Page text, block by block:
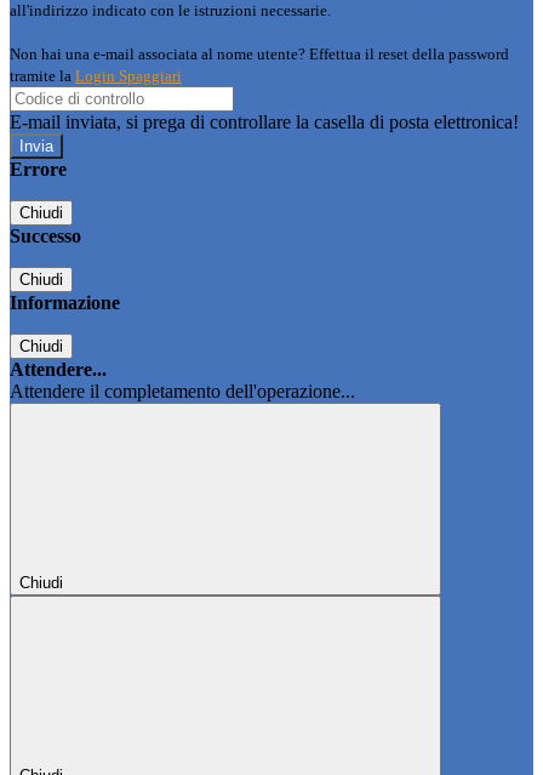
all'indirizzo indicato con le istruzioni necessarie.
Non hai una e-mail associata al nome utente? Effettua il reset della password
tramite la Login Spaggiari
E-mail inviata, si prega di controllare la casella di posta elettronica!
Errore
Chiudi
Successo
Chiudi
Informazione
Chiudi
Attendere...
Attendere il completamento dell'operazione...
Chiudi